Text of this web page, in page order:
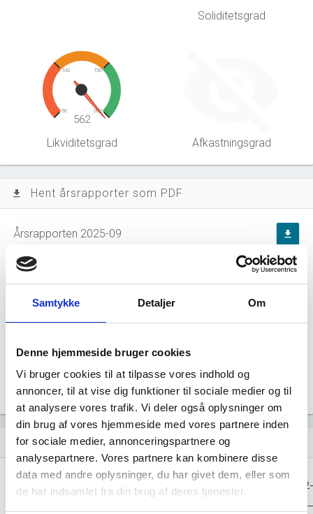
Samtykke Detaljer Om
Denne hjemmeside bruger cookies
Vi bruger cookies til at tilpasse vores indhold og
annoncer, til at vise dig funktioner til sociale medier og til
at analysere vores trafik. Vi deler også oplysninger om
din brug af vores hjemmeside med vores partnere inden
for sociale medier, annonceringspartnere og
analysepartnere. Vores partnere kan kombinere disse
data med andre oplysninger, du har givet dem, eller som
de har indsamlet fra din brug af deres tjenester.
Soliditetsgrad
50
100 150
200
562
Likviditetsgrad Afkastningsgrad
file_download Hent årsrapporter som PDF
Årsrapporten 2025-09 file_download
Årsrapporten 2024-09 file_download
Årsrapporten 2023-09
Årsrapporten 2021-09
assignment Regnskaber
Resultat i 1000
DKK
2025-09 2024-09